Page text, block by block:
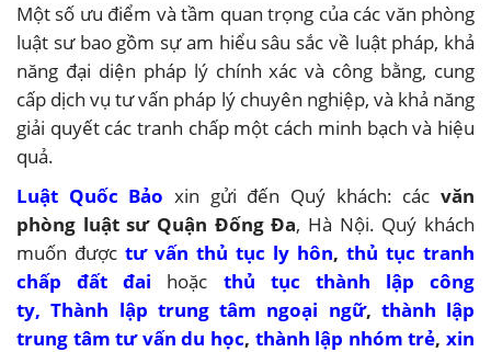
Một số ưu điểm và tầm quan trọng của các văn phòng
luật sư bao gồm sự am hiểu sâu sắc về luật pháp, khả
năng đại diện pháp lý chính xác và công bằng, cung
cấp dịch vụ tư vấn pháp lý chuyên nghiệp, và khả năng
giải quyết các tranh chấp một cách minh bạch và hiệu
quả.
Luật Quốc Bảo xin gửi đến Quý khách: cácvăn
phòng luật sư Quận Đống Đa, Hà Nội. Quý khách
muốn được tư vấn thủ tục ly hôn, thủ tục tranh
chấp đất đai hoặc
thủ tục thành lập công
ty, Thành lập trung tâm ngoại ngữ, thành lập
trung tâm tư vấn du học, thành lập nhóm trẻ,xin